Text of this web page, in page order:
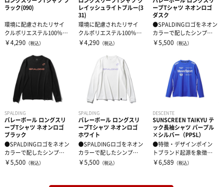
ラック(090)
環境に配慮されたリサイ
クルポリエステル100％
で、吸汗速乾機能、通気
￥4,290 （税込）
レイッシュライトブルー(3
31)
環境に配慮されたリサイ
クルポリエステル100％
で、吸汗速乾機能、通気
￥4,290 （税込）
ーブTシャツ ネオンロゴ
ダスク
●SPALDINGロゴをネオン
カラーで配したシンプル
な長袖Tシャツ。●素材に
￥5,500 （税込）
SPALDING
バレーボール ロングスリ
ーブTシャツ ネオンロゴ
ブラック
●SPALDINGロゴをネオン
カラーで配したシンプル
な長袖Tシャツ。●素材に
￥5,500 （税込）
SPALDING
バレーボール ロングスリ
ーブTシャツ ネオンロゴ
ホワイト
●SPALDINGロゴをネオン
カラーで配したシンプル
な長袖Tシャツ。●素材に
￥5,500 （税込）
DESCENTE
SUNSCREEN TAIKYU テ
ック長袖シャツ パープル
×シルバー（PPSL）
●特徴・デザインポイン
トブランド起源を象徴す
るロゴグラフィックを採
￥6,589 （税込）